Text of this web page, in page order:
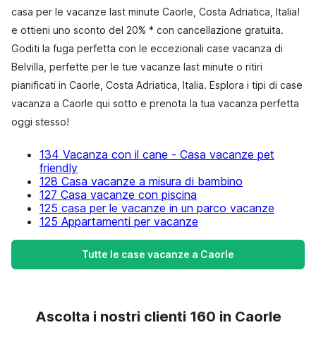
casa per le vacanze last minute Caorle, Costa Adriatica, Italia!
e ottieni uno sconto del 20% * con cancellazione gratuita.
Goditi la fuga perfetta con le eccezionali case vacanza di
Belvilla, perfette per le tue vacanze last minute o ritiri
pianificati in Caorle, Costa Adriatica, Italia. Esplora i tipi di case
vacanza a Caorle qui sotto e prenota la tua vacanza perfetta
oggi stesso!
134 Vacanza con il cane - Casa vacanze pet
friendly
128 Casa vacanze a misura di bambino
127 Casa vacanze con piscina
125 casa per le vacanze in un parco vacanze
125 Appartamenti per vacanze
Tutte le case vacanze a Caorle
Ascolta i nostri clienti 160 in Caorle